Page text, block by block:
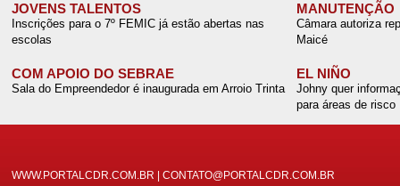
JOVENS TALENTOS
Inscrições para o 7º FEMIC já estão abertas nas
escolas
MANUTENÇÃO
Câmara autoriza
Maicé
COM APOIO DO SEBRAE
Sala do Empreendedor é inaugurada em Arroio Trinta
EL NIÑO
Johny quer
para áreas de risco
WWW.PORTALCDR.COM.BR | CONTATO@PORTALCDR.COM.BR